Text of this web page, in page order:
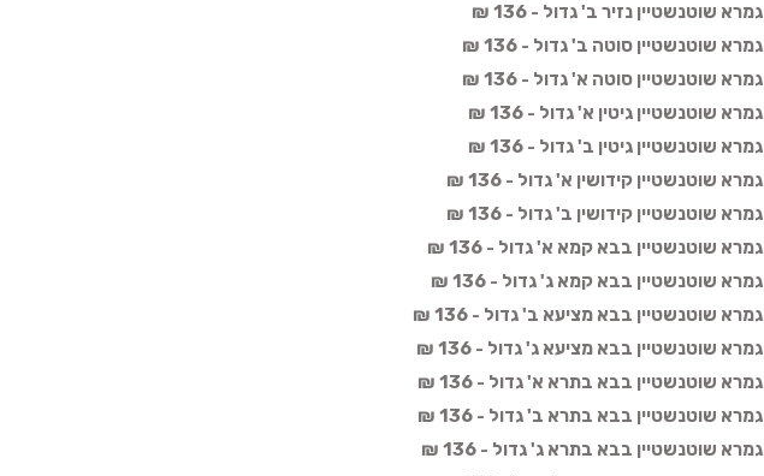
גמרא שוטנשטיין נזיר ב' גדול - 136 ₪
גמרא שוטנשטיין סוטה ב' גדול - 136 ₪
גמרא שוטנשטיין סוטה א' גדול - 136 ₪
גמרא שוטנשטיין גיטין א' גדול - 136 ₪
גמרא שוטנשטיין גיטין ב' גדול - 136 ₪
גמרא שוטנשטיין קידושין א' גדול - 136 ₪
גמרא שוטנשטיין קידושין ב' גדול - 136 ₪
גמרא שוטנשטיין בבא קמא א' גדול - 136 ₪
גמרא שוטנשטיין בבא קמא ג' גדול - 136 ₪
גמרא שוטנשטיין בבא מציעא ב' גדול - 136 ₪
גמרא שוטנשטיין בבא מציעא ג' גדול - 136 ₪
גמרא שוטנשטיין בבא בתרא א' גדול - 136 ₪
גמרא שוטנשטיין בבא בתרא ב' גדול - 136 ₪
גמרא שוטנשטיין בבא בתרא ג' גדול - 136 ₪